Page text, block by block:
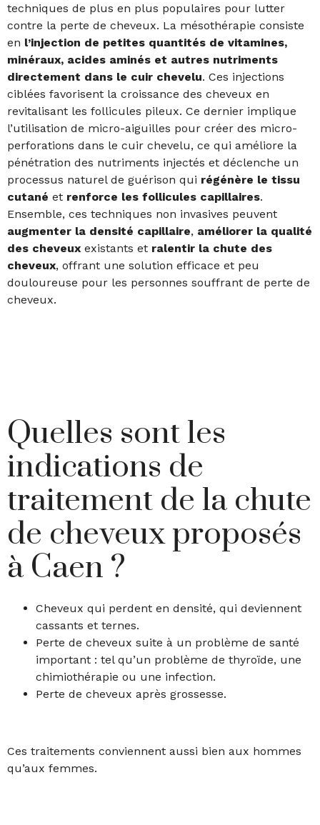
techniques de plus en plus populaires pour lutter
contre la perte de cheveux. La mésothérapie consiste
en l’injection de petites quantités de vitamines,
minéraux, acides aminés et autres nutriments
directement dans le cuir chevelu. Ces injections
ciblées favorisent la croissance des cheveux en
revitalisant les follicules pileux. Ce dernier implique
l’utilisation de micro-aiguilles pour créer des micro-
perforations dans le cuir chevelu, ce qui améliore la
pénétration des nutriments injectés et déclenche un
processus naturel de guérison qui régénère le tissu
cutané et renforce les follicules capillaires.
Ensemble, ces techniques non invasives peuvent
augmenter la densité capillaire, améliorer la qualité
des cheveux existants et ralentir la chute des
cheveux, offrant une solution efficace et peu
douloureuse pour les personnes souffrant de perte de
cheveux.
Quelles sont les
indications de
traitement de la chute
de cheveux proposés
à Caen ?
Cheveux qui perdent en densité, qui deviennent
cassants et ternes.
Perte de cheveux suite à un problème de santé
important : tel qu’un problème de thyroïde, une
chimiothérapie ou une infection.
Perte de cheveux après grossesse.
Ces traitements conviennent aussi bien aux hommes
qu’aux femmes.